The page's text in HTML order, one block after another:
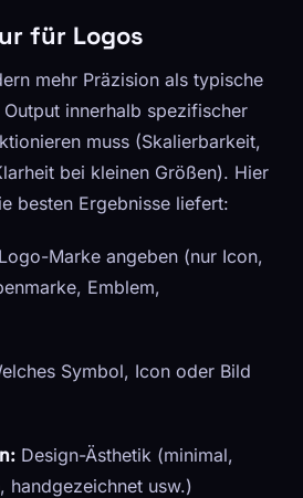
für Logos
mehr Präzision als typische
innerhalb spezifischer
muss (Skalierbarkeit,
bei kleinen Größen). Hier
besten Ergebnisse liefert:
Marke angeben (nur Icon,
Emblem,
Symbol, Icon oder Bild
Design-Ästhetik (minimal,
handgezeichnet usw.)